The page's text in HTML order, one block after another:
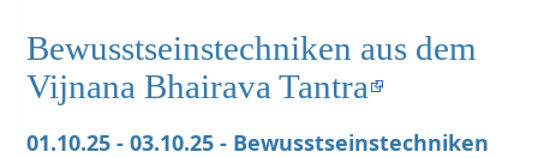
Bewusstseinstechniken aus dem
Vijnana Bhairava Tantra
01.10.25 - 03.10.25 - Bewusstseinstechniken